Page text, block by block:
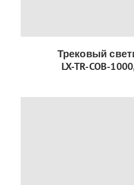
Трековый
LX-TR-COB-